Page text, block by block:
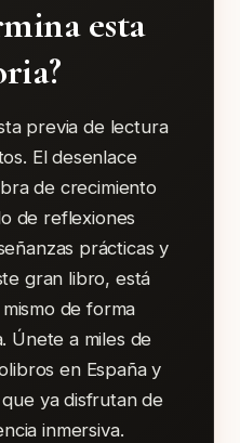
esta
previa de lectura
El desenlace
de crecimiento
de reflexiones
prácticas y
gran libro, está
de forma
Únete a miles de
en España y
ya disfrutan de
inmersiva.